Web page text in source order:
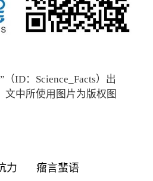
ID：Science_Facts）出
文中所使用图片为版权图
力 瘤言蜚语